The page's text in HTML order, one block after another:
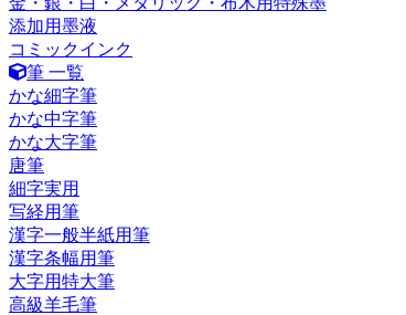
添加用墨液
コミックインク
筆 一覧
かな細字筆
かな中字筆
かな大字筆
唐筆
細字実用
写経用筆
漢字一般半紙用筆
漢字条幅用筆
大字用特大筆
高級羊毛筆